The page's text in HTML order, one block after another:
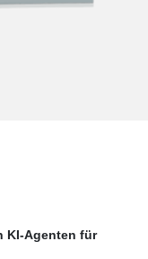
KI-Agenten für